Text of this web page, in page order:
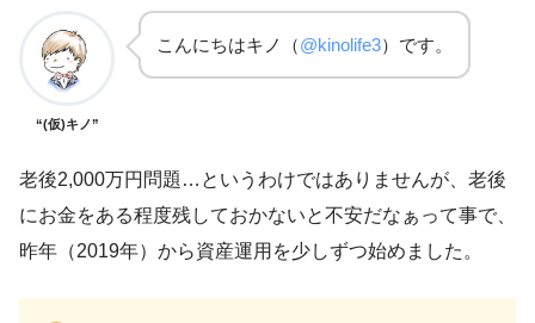
“(仮)キノ”
こんにちはキノ（@kinolife3）です。
老後2,000万円問題…というわけではありませんが、老後
にお金をある程度残しておかないと不安だなぁって事で、
昨年（2019年）から資産運用を少しずつ始めました。